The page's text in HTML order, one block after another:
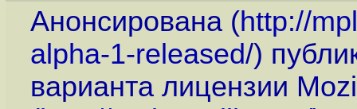
Анонсирована (http://
alpha-1-released/)
варианта лицензии